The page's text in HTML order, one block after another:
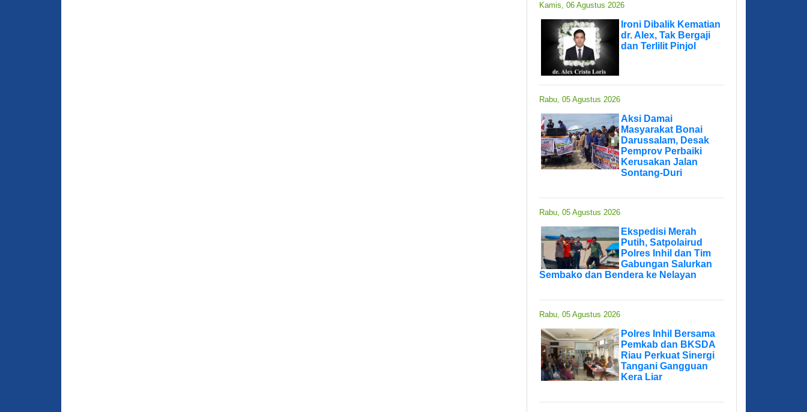
Kamis, 06 Agustus 2026
Ironi Dibalik Kematian
dr. Alex, Tak Bergaji
dan Terlilit Pinjol
Rabu, 05 Agustus 2026
Aksi Damai
Masyarakat Bonai
Darussalam, Desak
Pemprov Perbaiki
Kerusakan Jalan
Sontang-Duri
Rabu, 05 Agustus 2026
Ekspedisi Merah
Putih, Satpolairud
Polres Inhil dan Tim
Gabungan Salurkan
Sembako dan Bendera ke Nelayan
Rabu, 05 Agustus 2026
Polres Inhil Bersama
Pemkab dan BKSDA
Riau Perkuat Sinergi
Tangani Gangguan
Kera Liar